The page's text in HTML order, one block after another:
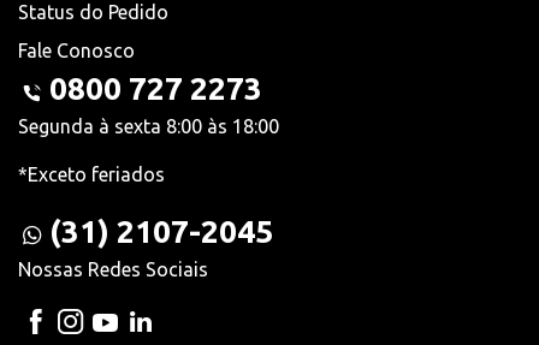
Status do Pedido
Fale Conosco
0800 727 2273
Segunda à sexta 8:00 às 18:00
*Exceto feriados
(31) 2107-2045
Nossas Redes Sociais